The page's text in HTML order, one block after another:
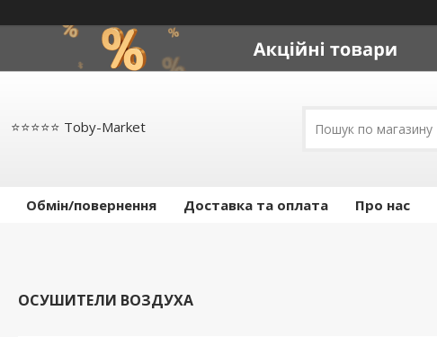
⭐️⭐️⭐️⭐️⭐️ Toby-Market
Обмін/повернення Доставка та оплата Про нас
ОСУШИТЕЛИ ВОЗДУХА